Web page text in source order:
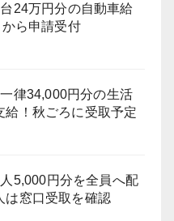
台24万円分の自動車給
ら申請受付
一律34,000円分の生活
給！秋ごろに受取予定
人5,000円分を全員へ配
は窓口受取を確認